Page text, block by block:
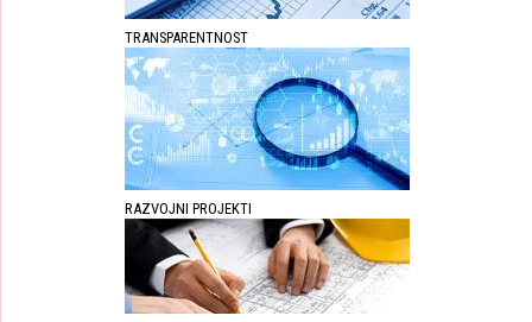
TRANSPARENTNOST
RAZVOJNI PROJEKTI